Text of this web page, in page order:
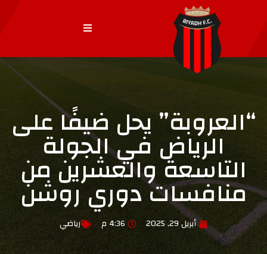
“العروبة” يحل ضيفًا على
الرياض في الجولة
التاسعة والعشرين من
منافسات دوري روشن
أبريل 29, 2025 4:36 م رياضي